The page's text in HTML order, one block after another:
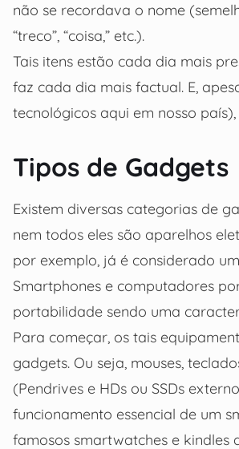
não se recordava o nome
“treco”, “coisa,” etc.).
Tais itens estão cada dia mais
faz cada dia mais factual. E,
tecnológicos aqui em nosso
Tipos de Gadgets
Existem diversas categorias de
nem todos eles são aparelhos
por exemplo, já é considerado
Smartphones e computadores
portabilidade sendo uma
Para começar, os tais
gadgets. Ou seja, mouses,
(Pendrives e HDs ou SSDs
funcionamento essencial de um
famosos smartwatches e kindles